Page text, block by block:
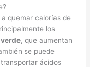
quemar calorías de
los
, que aumentan
se puede
ácidos